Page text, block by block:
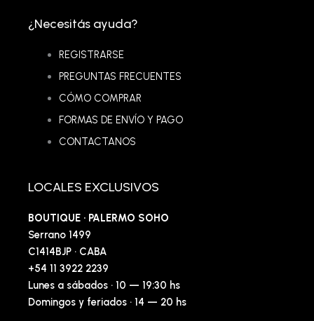
¿Necesitás ayuda?
REGISTRARSE
PREGUNTAS FRECUENTES
CÓMO COMPRAR
FORMAS DE ENVÍO Y PAGO
CONTACTANOS
LOCALES EXCLUSIVOS
BOUTIQUE · PALERMO SOHO
Serrano 1499
C1414BJP · CABA
+54 11 3922 2239
Lunes a sábados · 10 — 19:30 hs
Domingos y feriados · 14 — 20 hs